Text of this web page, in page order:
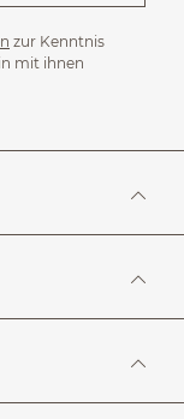
zur Kenntnis
mit ihnen